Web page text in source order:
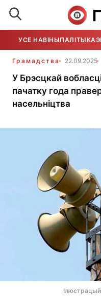
УСЕ НАВІНЫПАЛІТЫКА
Грамадства 22.09.2025
У Брэсцкай
пачатку года
насельніцтва